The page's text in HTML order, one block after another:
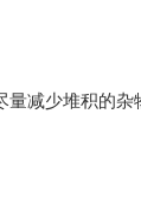
减少堆积的